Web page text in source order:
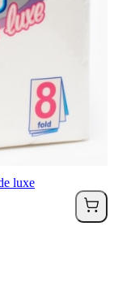
luxe